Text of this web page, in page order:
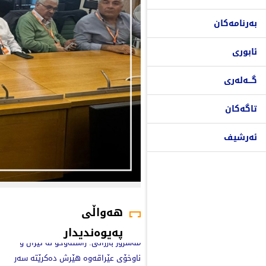
بەرنامەکان
ئابوری
گـــەلەری
تاگەکان
ئەرشیف
هەواڵی
پەیوەندیدار
مەسرور بارزانی: راستەوخۆ لە ئێران و
ناوخۆی عێراقەوە هێرش دەکرێتە سەر